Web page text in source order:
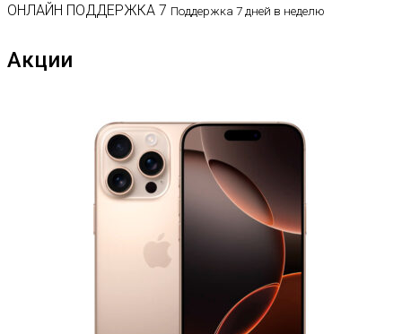
ОНЛАЙН ПОДДЕРЖКА 7 Поддержка 7 дней в неделю
Акции